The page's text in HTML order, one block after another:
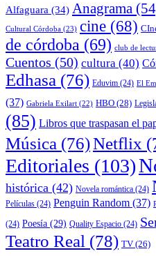
Alfaguara (34) Anagrama
Cultural Córdoba (23) cine (68)
de córdoba (69) club de
Cuentos (50) cultura (40)
Edhasa (76) Eduvim (24) El
(37) Gabriela Exilart (22) HBO (28)
(85) Libros que traspasan el
Música (76)Netflix
Editoriales (103)
histórica (42) Novela romántica (24)
Películas (24) Penguin Random (37)
(24) Poesía (29) Quality Espacio (24)
Teatro Real (78) TV (26)